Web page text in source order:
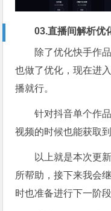
03.直播间解析优
除了优化快手作
也做了优化，现在进
播就行。
针对抖音单个作
视频的时候也能获取
以上就是本次更
所帮助，接下来我会
时也准备进行下一阶